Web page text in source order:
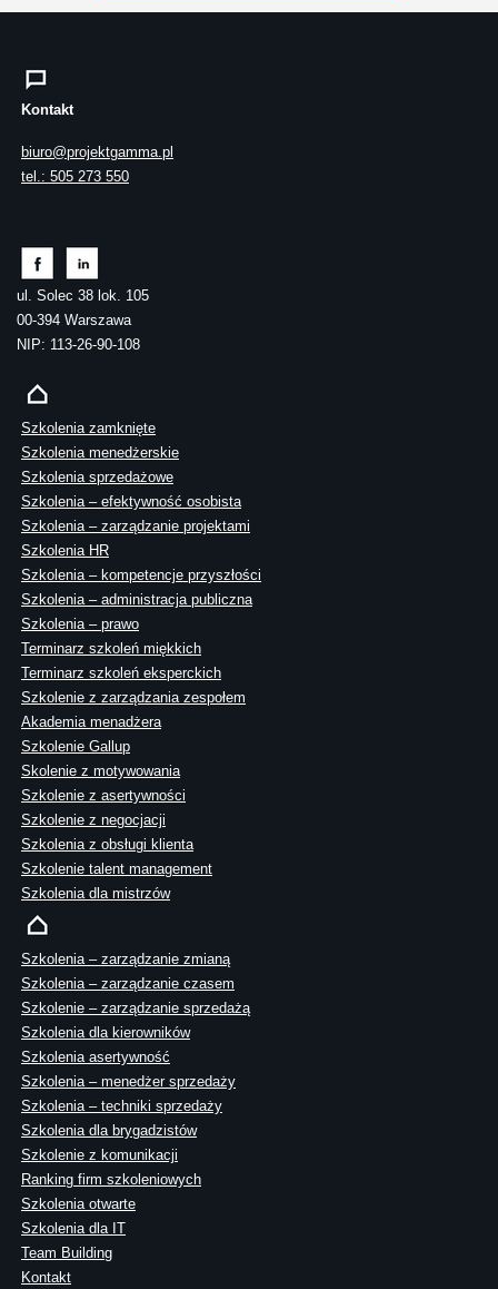
Kontakt
biuro@projektgamma.pl
tel.: 505 273 550
ul. Solec 38 lok. 105
00-394 Warszawa
NIP: 113-26-90-108
Szkolenia zamknięte
Szkolenia menedżerskie
Szkolenia sprzedażowe
Szkolenia – efektywność osobista
Szkolenia – zarządzanie projektami
Szkolenia HR
Szkolenia – kompetencje przyszłości
Szkolenia – administracja publiczna
Szkolenia – prawo
Terminarz szkoleń miękkich
Terminarz szkoleń eksperckich
Szkolenie z zarządzania zespołem
Akademia menadżera
Szkolenie Gallup
Skolenie z motywowania
Szkolenie z asertywności
Szkolenie z negocjacji
Szkolenia z obsługi klienta
Szkolenie talent management
Szkolenia dla mistrzów
Szkolenia – zarządzanie zmianą
Szkolenia – zarządzanie czasem
Szkolenie – zarządzanie sprzedażą
Szkolenia dla kierowników
Szkolenia asertywność
Szkolenia – menedżer sprzedaży
Szkolenia – techniki sprzedaży
Szkolenia dla brygadzistów
Szkolenie z komunikacji
Ranking firm szkoleniowych
Szkolenia otwarte
Szkolenia dla IT
Team Building
Kontakt